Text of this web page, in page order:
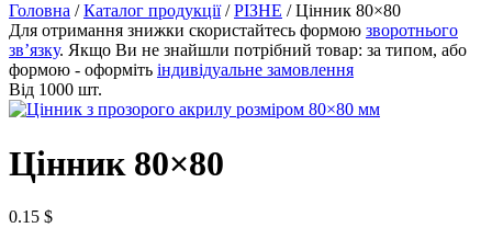
Головна /Каталог продукції/РІЗНЕ / Цінник 80×80
Для отримання знижки скористайтесь формою зворотнього
зв’язку. Якщо Ви не знайшли потрібний товар: за типом, або
формою - оформіть індивідуальне замовлення
Від 1000 шт.
Цінник 80×80
0.15 $